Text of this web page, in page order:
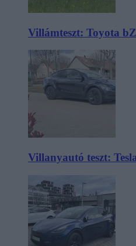
Villámteszt: Toyota
Villanyautó teszt: